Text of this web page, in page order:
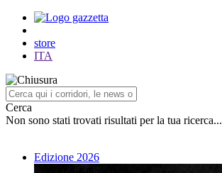
store
ITA
Cerca
Non sono stati trovati risultati per la tua ricerca...
Edizione 2026